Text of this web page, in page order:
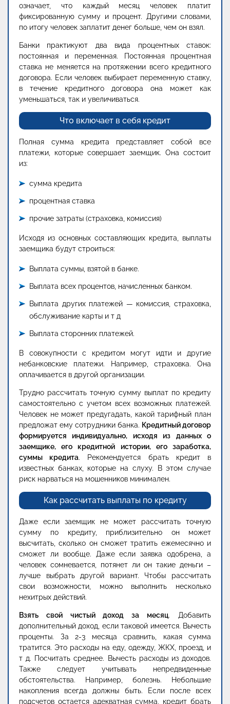
означает, что каждый месяц человек платит
фиксированную сумму и процент. Другими словами,
по итогу человек заплатит денег больше, чем он взял.
Банки практикуют два вида процентных ставок:
постоянная и переменная. Постоянная процентная
ставка не меняется на протяжении всего кредитного
договора. Если человек выбирает переменную ставку,
в течение кредитного договора она может как
уменьшаться, так и увеличиваться.
Что включает в себя кредит
Полная сумма кредита представляет собой все
платежи, которые совершает заемщик. Она состоит
из:
сумма кредита
процентная ставка
прочие затраты (страховка, комиссия)
Исходя из основных составляющих кредита, выплаты
заемщика будут строиться:
Выплата суммы, взятой в банке.
Выплата всех процентов, начисленных банком.
Выплата других платежей — комиссия, страховка,
обслуживание карты и т д
Выплата сторонних платежей.
В совокупности с кредитом могут идти и другие
небанковские платежи. Например, страховка. Она
оплачивается в другой организации.
Трудно рассчитать точную сумму выплат по кредиту
самостоятельно с учетом всех возможных платежей.
Человек не может предугадать, какой тарифный план
предложат ему сотрудники банка. Кредитный договор
формируется индивидуально, исходя из данных о
заемщике, его кредитной истории, его заработка,
суммы кредита. Рекомендуется брать кредит в
известных банках, которые на слуху. В этом случае
риск нарваться на мошенников минимален.
Как рассчитать выплаты по кредиту
Даже если заемщик не может рассчитать точную
сумму по кредиту, приблизительно он может
высчитать, сколько он сможет тратить ежемесячно и
сможет ли вообще. Даже если заявка одобрена, а
человек сомневается, потянет ли он такие деньги –
лучше выбрать другой вариант. Чтобы рассчитать
свои возможности, можно выполнить несколько
нехитрых действий.
Взять свой чистый доход за месяц. Добавить
дополнительный доход, если таковой имеется. Вычесть
проценты. За 2-3 месяца сравнить, какая сумма
тратится. Это расходы на еду, одежду, ЖКХ, проезд, и
т д. Посчитать среднее. Вычесть расходы из доходов.
Также следует учитывать непредвиденные
обстоятельства. Например, болезнь. Небольшие
накопления всегда должны быть. Если после всех
подсчетов остается адекватная сумма, кредит брать